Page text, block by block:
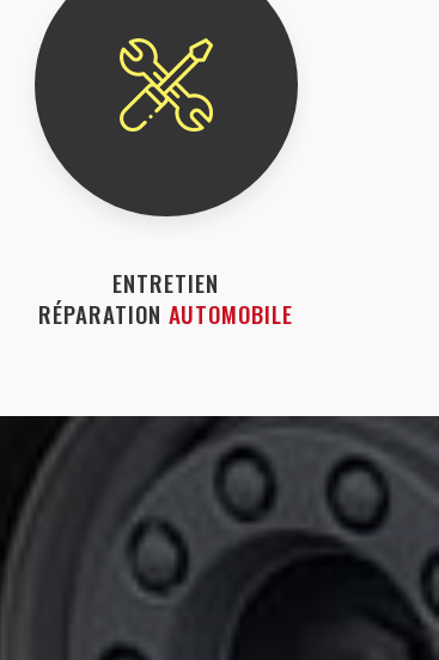
ENTRETIEN
RÉPARATION AUTOMOBILE